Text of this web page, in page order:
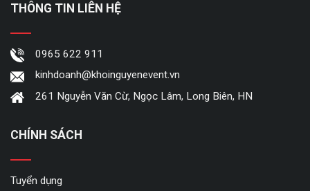
THÔNG TIN LIÊN HỆ
0965 622 911
kinhdoanh@khoinguyenevent.vn
261 Nguyễn Văn Cừ, Ngọc Lâm, Long Biên, HN
CHÍNH SÁCH
Tuyển dụng